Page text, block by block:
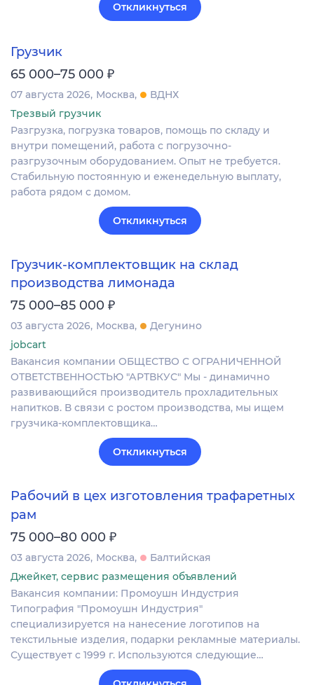
Откликнуться
Грузчик
65 000–75 000 ₽
07 августа 2026 Москва
ВДНХ
Трезвый грузчик
Разгрузка, погрузка товаров, помощь по складу и
внутри помещений, работа с погрузочно-
разгрузочным оборудованием. Опыт не требуется.
Стабильную постоянную и еженедельную выплату,
работа рядом с домом.
Откликнуться
Грузчик-комплектовщик на склад
производства лимонада
75 000–85 000 ₽
03 августа 2026 Москва
Дегунино
jobcart
Вакансия компании ОБЩЕСТВО С ОГРАНИЧЕННОЙ
ОТВЕТСТВЕННОСТЬЮ "АРТВКУС" Мы - динамично
развивающийся производитель прохладительных
напитков. В связи с ростом производства, мы ищем
грузчика-комплектовщика…
Откликнуться
Рабочий в цех изготовления трафаретных
рам
75 000–80 000 ₽
03 августа 2026 Москва
Балтийская
Джейкет, сервис размещения объявлений
Вакансия компании: Промоушн Индустрия
Типография "Промоушн Индустрия"
специализируется на нанесение логотипов на
текстильные изделия, подарки рекламные материалы.
Существует с 1999 г. Используются следующие…